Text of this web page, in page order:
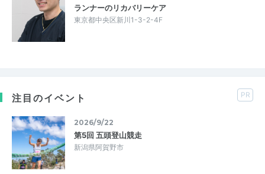
ランナーのリカバリーケア
東京都中央区新川1-3-2-4F
注目のイベント PR
2026/9/22
第5回 五頭登山競走
新潟県阿賀野市